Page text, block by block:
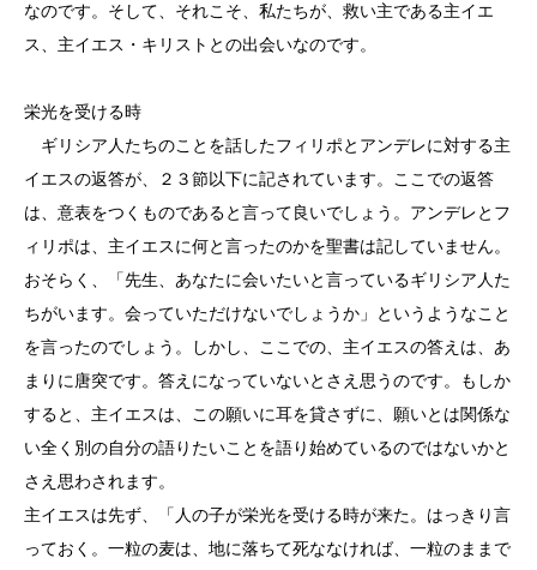
なのです。そして、それこそ、私たちが、救い主である主イエ
ス、主イエス・キリストとの出会いなのです。
栄光を受ける時
ギリシア人たちのことを話したフィリポとアンデレに対する主
イエスの返答が、２３節以下に記されています。ここでの返答
は、意表をつくものであると言って良いでしょう。アンデレとフ
ィリポは、主イエスに何と言ったのかを聖書は記していません。
おそらく、「先生、あなたに会いたいと言っているギリシア人た
ちがいます。会っていただけないでしょうか」というようなこと
を言ったのでしょう。しかし、ここでの、主イエスの答えは、あ
まりに唐突です。答えになっていないとさえ思うのです。もしか
すると、主イエスは、この願いに耳を貸さずに、願いとは関係な
い全く別の自分の語りたいことを語り始めているのではないかと
さえ思わされます。
主イエスは先ず、「人の子が栄光を受ける時が来た。はっきり言
っておく。一粒の麦は、地に落ちて死ななければ、一粒のままで